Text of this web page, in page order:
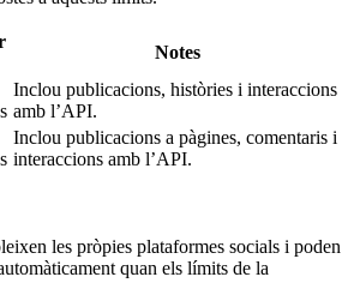
Notes
Inclou publicacions, històries i interaccions
amb l’API.
Inclou publicacions a pàgines, comentaris i
interaccions amb l’API.
les pròpies plataformes socials i poden
quan els límits de la